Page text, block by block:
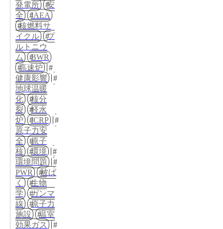
発電所
安
全
IAEA
核燃料サ
イクル
プ
ルトニウ
ム
BWR
高速炉
健康影響
地球温暖
化
核分
裂
軽水
炉
ICRP
原子力安
全
原子
核
環境
環境問題
PWR
被ば
く
生物
学
ガンマ
線
原子力
施設
温室
効果ガス